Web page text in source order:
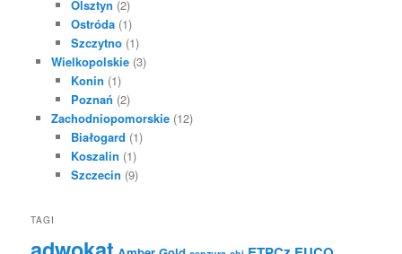
Olsztyn (2)
Ostróda (1)
Szczytno (1)
Wielkopolskie(3)
Konin (1)
Poznań (2)
Zachodniopomorskie(12)
Białogard (1)
Koszalin (1)
Szczecin (9)
TAGI